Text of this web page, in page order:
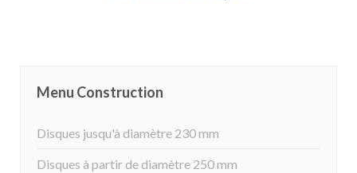
Menu Construction
Disques jusqu'à diamètre 230 mm
Disques à partir de diamètre 250 mm